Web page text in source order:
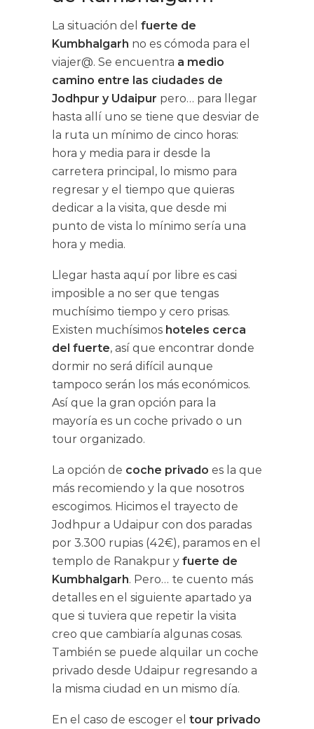
La situación del fuerte de
Kumbhalgarh no es cómoda para el
viajer@. Se encuentra a medio
camino entre las ciudades de
Jodhpur y Udaipur pero… para llegar
hasta allí uno se tiene que desviar de
la ruta un mínimo de cinco horas:
hora y media para ir desde la
carretera principal, lo mismo para
regresar y el tiempo que quieras
dedicar a la visita, que desde mi
punto de vista lo mínimo sería una
hora y media.
Llegar hasta aquí por libre es casi
imposible a no ser que tengas
muchísimo tiempo y cero prisas.
Existen muchísimos hoteles cerca
del fuerte, así que encontrar donde
dormir no será difícil aunque
tampoco serán los más económicos.
Así que la gran opción para la
mayoría es un coche privado o un
tour organizado.
La opción de coche privado es la que
más recomiendo y la que nosotros
escogimos. Hicimos el trayecto de
Jodhpur a Udaipur con dos paradas
por 3.300 rupias (42€), paramos en el
templo de Ranakpur y fuerte de
Kumbhalgarh. Pero… te cuento más
detalles en el siguiente apartado ya
que si tuviera que repetir la visita
creo que cambiaría algunas cosas.
También se puede alquilar un coche
privado desde Udaipur regresando a
la misma ciudad en un mismo día.
En el caso de escoger el tour privado